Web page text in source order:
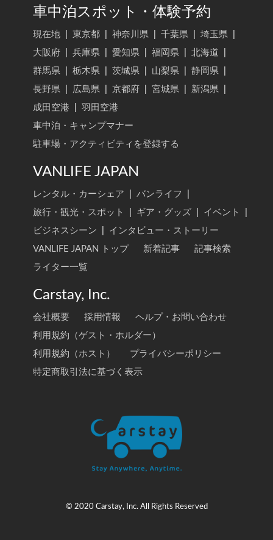
車中泊スポット・体験予約
現在地 東京都 神奈川県 千葉県 埼玉県
大阪府
兵庫県 愛知県 福岡県 北海道
群馬県
栃木県 茨城県 山梨県 静岡県
長野県
広島県 京都府 宮城県 新潟県
成田空港
羽田空港
車中泊・キャンプマナー
駐車場・アクティビティを登録する
VANLIFE JAPAN
レンタル・カーシェア バンライフ
旅行・観光・スポット
ギア・グッズ イベント
ビジネスシーン
インタビュー・ストーリー
VANLIFE JAPAN トップ
新着記事
記事検索
ライター一覧
Carstay, Inc.
会社概要 採用情報
ヘルプ・お問い合わせ
利用規約（ゲスト・ホルダー）
利用規約（ホスト）
プライバシーポリシー
特定商取引法に基づく表示
© 2020 Carstay, Inc. All Rights Reserved